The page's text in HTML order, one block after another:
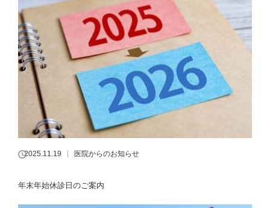
2025.11.19 医院からのお知らせ
年末年始休診日のご案内